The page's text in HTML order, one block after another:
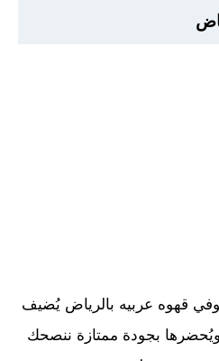
قهوه عربيه بالرياض يُضيف
ويُحضرها بجودة ممتازة ننصحك